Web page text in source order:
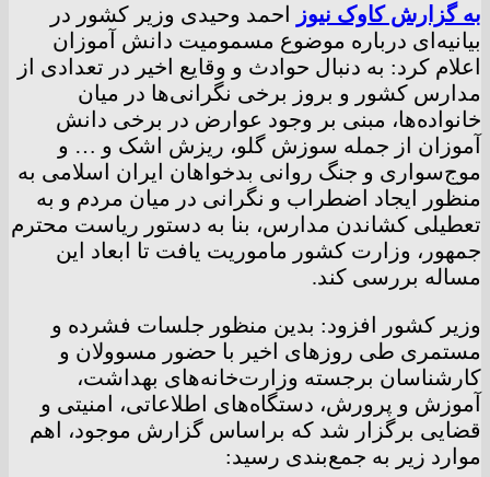
به گزارش کاوک نیوز
احمد وحیدی وزیر کشور در
بیانیه‌ای درباره موضوع مسمومیت دانش‌ آموزان
اعلام کرد: به دنبال حوادث و وقایع اخیر در تعدادی از
مدارس کشور و بروز برخی نگرانی‌ها در میان
خانواده‌ها، مبنی بر وجود عوارض در برخی دانش‌
آموزان از جمله سوزش گلو، ریزش اشک و … و
موج‌سواری و جنگ روانی بدخواهان ایران اسلامی به
منظور ایجاد اضطراب و نگرانی در میان مردم و به
تعطیلی کشاندن مدارس، بنا به دستور ریاست محترم
جمهور، وزارت کشور ماموریت یافت تا ابعاد این
مساله بررسی کند.
وزیر کشور افزود: بدین منظور جلسات فشرده و
مستمری طی روز‌های اخیر با حضور مسوولان و
کارشناسان برجسته وزارت‌خانه‌های بهداشت،
آموزش و پرورش، دستگاه‌های اطلاعاتی، امنیتی و
قضایی برگزار شد که براساس گزارش موجود، اهم
موارد زیر به جمع‌بندی رسید: